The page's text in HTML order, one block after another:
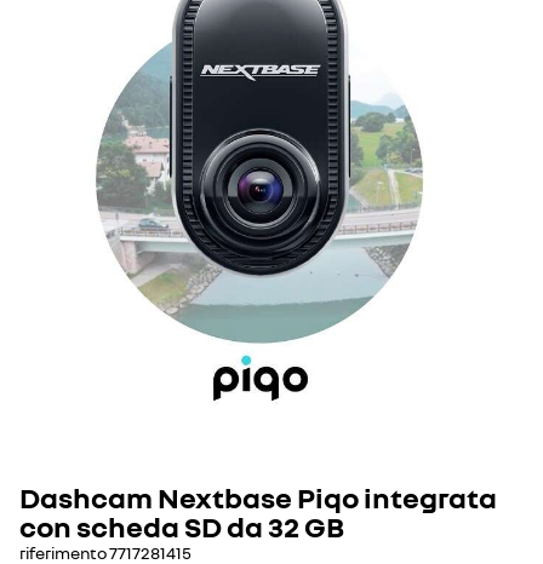
Dashcam Nextbase Piqo integrata
con scheda SD da 32 GB
riferimento7717281415